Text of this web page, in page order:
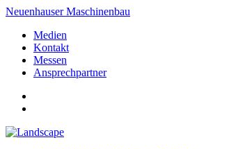
Neuenhauser Maschinenbau
Medien
Kontakt
Messen
Ansprechpartner